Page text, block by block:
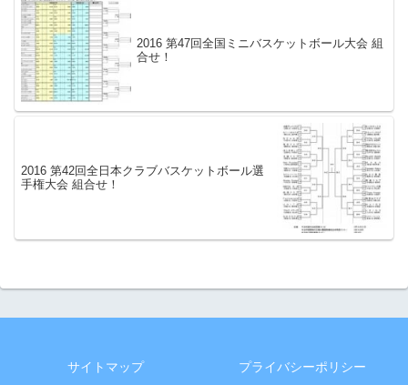
2016 第47回全国ミニバスケットボール大会 組
合せ！
2016 第42回全日本クラブバスケットボール選
手権大会 組合せ！
サイトマップ
プライバシーポリシー